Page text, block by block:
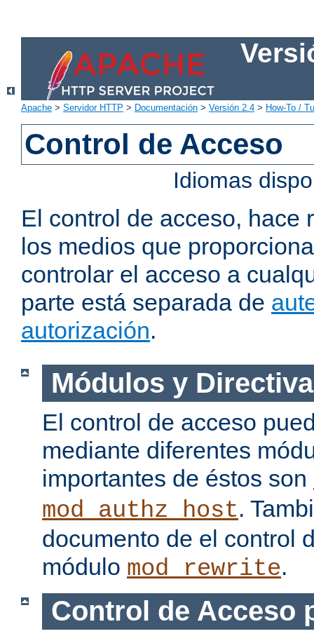
Apache > Servidor HTTP > Documentación > Versión 2.4 > How-To /
Control de Acceso
Idiomas
El control de acceso, hace
los medios que
controlar el acceso a
parte está separada de
autorización.
Módulos y
El control de acceso
mediante diferentes
importantes de éstos son
mod_authz_host.
documento de el control
módulo mod_rewrite.
Control de Acceso